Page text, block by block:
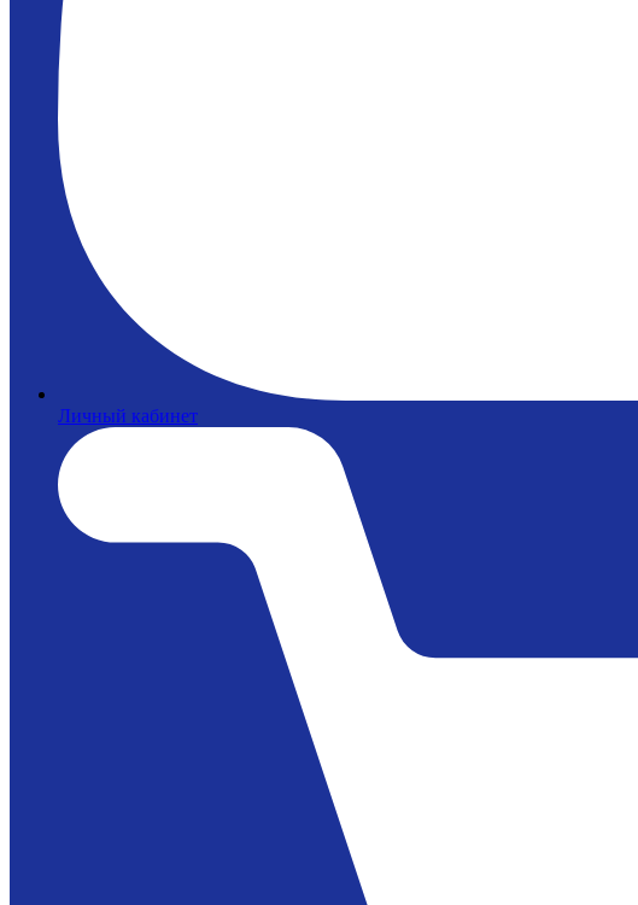
Личный кабинет